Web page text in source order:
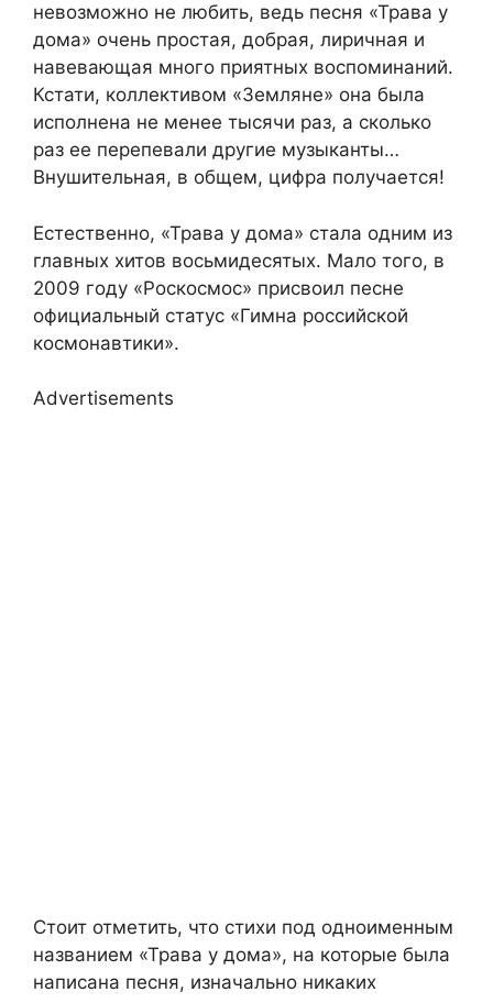
невозможно не любить, ведь песня «Трава у
дома» очень простая, добрая, лиричная и
навевающая много приятных воспоминаний.
Кстати, коллективом «Земляне» она была
исполнена не менее тысячи раз, а сколько
раз ее перепевали другие музыканты…
Внушительная, в общем, цифра получается!
Естественно, «Трава у дома» стала одним из
главных хитов восьмидесятых. Мало того, в
2009 году «Роскосмос» присвоил песне
официальный статус «Гимна российской
космонавтики».
Advertisements
Стоит отметить, что стихи под одноименным
названием «Трава у дома», на которые была
написана песня, изначально никаких